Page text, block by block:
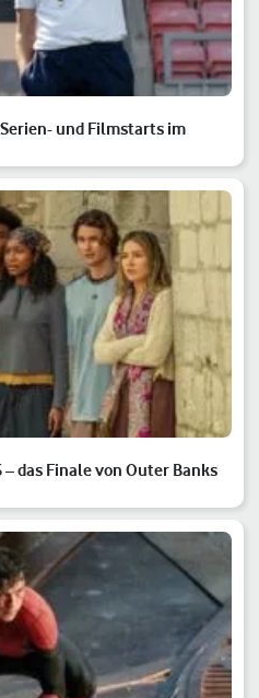
und Filmstarts im
das Finale von Outer Banks